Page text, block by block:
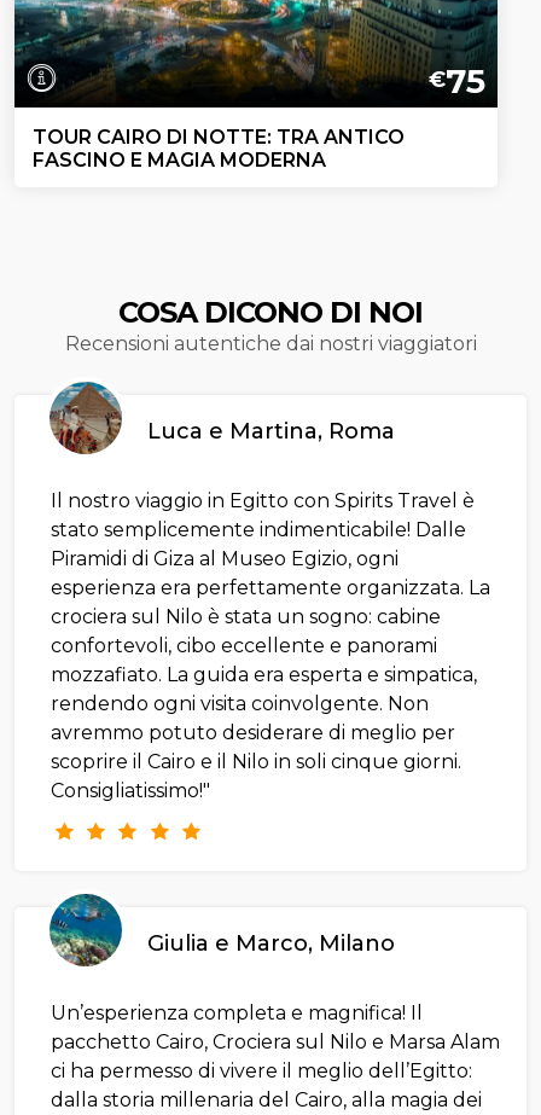
€75
TOUR CAIRO DI NOTTE: TRA ANTICO
FASCINO E MAGIA MODERNA
COSA DICONO DI NOI
Recensioni autentiche dai nostri viaggiatori
Luca e Martina, Roma
Il nostro viaggio in Egitto con Spirits Travel è
stato semplicemente indimenticabile! Dalle
Piramidi di Giza al Museo Egizio, ogni
esperienza era perfettamente organizzata. La
crociera sul Nilo è stata un sogno: cabine
confortevoli, cibo eccellente e panorami
mozzafiato. La guida era esperta e simpatica,
rendendo ogni visita coinvolgente. Non
avremmo potuto desiderare di meglio per
scoprire il Cairo e il Nilo in soli cinque giorni.
Consigliatissimo!"
Giulia e Marco, Milano
Un’esperienza completa e magnifica! Il
pacchetto Cairo, Crociera sul Nilo e Marsa Alam
ci ha permesso di vivere il meglio dell’Egitto:
dalla storia millenaria del Cairo, alla magia dei